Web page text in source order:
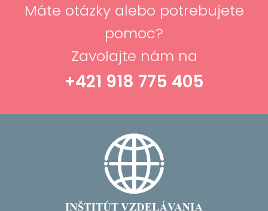
Máte otázky alebo potrebujete
pomoc?
Zavolajte nám na
+421 918 775 405